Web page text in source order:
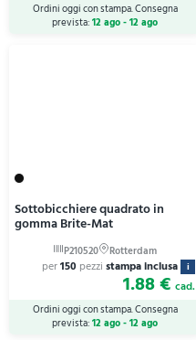
Ordini oggi con stampa. Consegna
prevista:12 ago - 12 ago
Sottobicchiere quadrato in
gomma Brite-Mat
per150 pezzi stampa inclusa i
1.88 € cad.
Ordini oggi con stampa. Consegna
prevista:12 ago - 12 ago